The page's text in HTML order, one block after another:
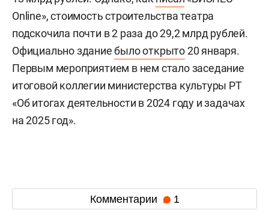
Online», стоимость строительства театра
подскочила почти в 2 раза до 29,2 млрд рублей.
Официально зданиебыло открыто20 января.
Первым мероприятием в нем стало заседание
итоговой коллегии министерства культуры РТ
«Об итогах деятельности в 2024 году и задачах
на 2025 год».
Комментарии 1